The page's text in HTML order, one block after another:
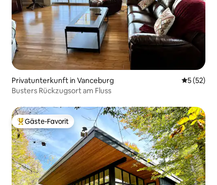
Privatunterkunft in Vanceburg
5 (52)
Busters Rückzugsort am Fluss
Beliebter Gäste-Favorit.
Gäste-Favorit